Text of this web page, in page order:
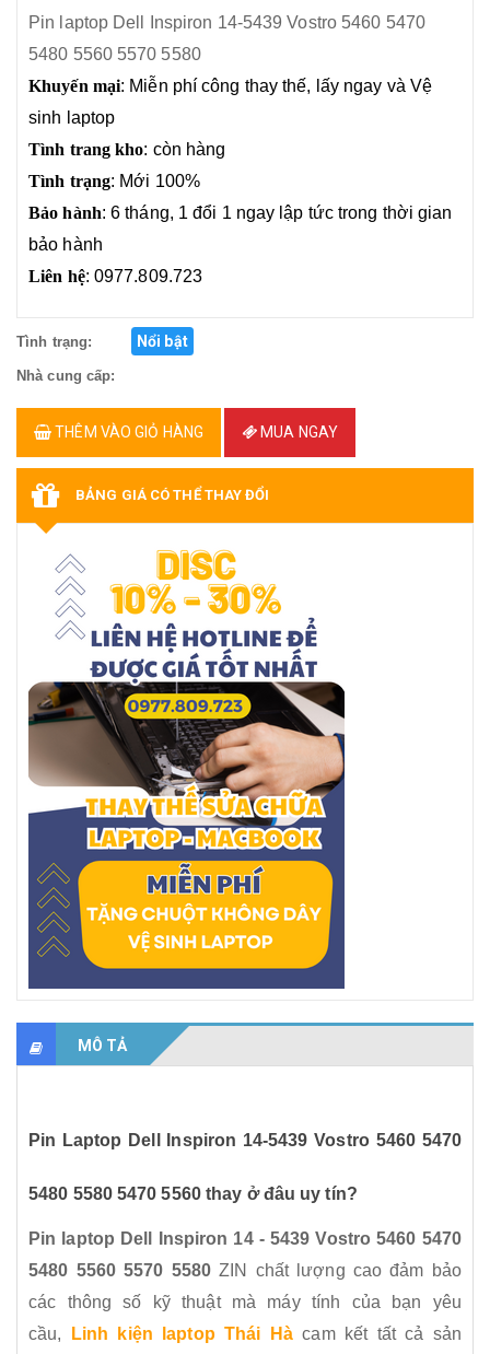
Pin laptop Dell Inspiron 14-5439 Vostro 5460 5470
5480 5560 5570 5580
Khuyến mại: Miễn phí công thay thế, lấy ngay và Vệ
sinh laptop
Tình trang kho: còn hàng
Tình trạng: Mới 100%
Bảo hành: 6 tháng, 1 đổi 1 ngay lập tức trong thời gian
bảo hành
Liên hệ: 0977.809.723
Tình trạng: Nổi bật
Nhà cung cấp:
THÊM VÀO GIỎ HÀNG MUA NGAY
BẢNG GIÁ CÓ THỂ THAY ĐỔI
MÔ TẢ
Pin Laptop Dell Inspiron 14-5439 Vostro 5460 5470
5480 5580 5470 5560 thay ở đâu uy tín?
Pin laptop Dell Inspiron 14 - 5439 Vostro 5460 5470
5480 5560 5570 5580 ZIN chất lượng cao đảm bảo
các thông số kỹ thuật mà máy tính của bạn yêu
cầu,
Linh kiện laptop Thái Hà cam kết tất cả sản